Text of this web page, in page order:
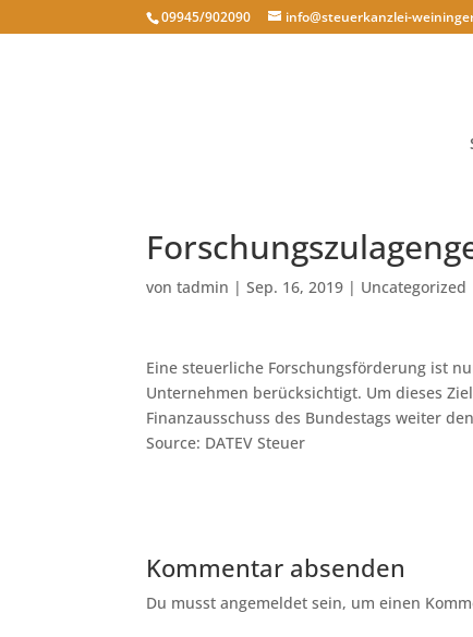
09945/902090 info@steuerkanzlei-
vontadmin |Sep. 16, 2019 | Uncategorized
Eine steuerliche Forschungsförderung ist
Unternehmen berücksichtigt. Um dieses
Finanzausschuss des Bundestags weiter
Source: DATEV Steuer
Kommentar absenden
Du musst angemeldet sein, um einen